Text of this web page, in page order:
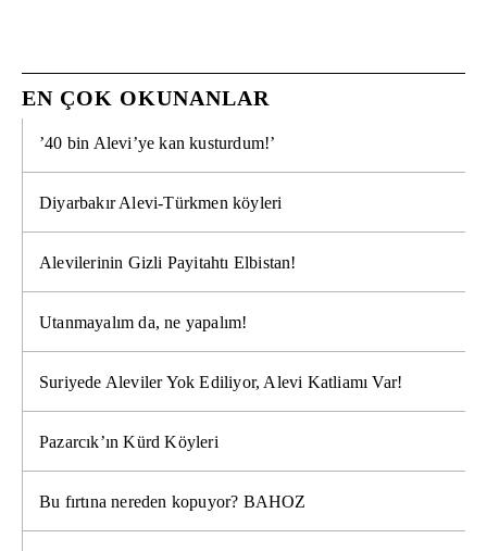
EN ÇOK OKUNANLAR
’40 bin Alevi’ye kan kusturdum!’
Diyarbakır Alevi-Türkmen köyleri
Alevilerinin Gizli Payitahtı Elbistan!
Utanmayalım da, ne yapalım!
Suriyede Aleviler Yok Ediliyor, Alevi Katliamı Var!
Pazarcık’ın Kürd Köyleri
Bu fırtına nereden kopuyor? BAHOZ